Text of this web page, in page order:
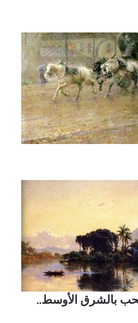
بالشرق الأوسط..